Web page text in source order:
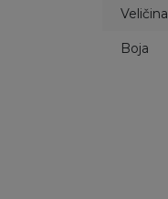
Veličina
Boja